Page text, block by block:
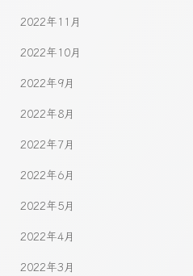
2022年11月
2022年10月
2022年9月
2022年8月
2022年7月
2022年6月
2022年5月
2022年4月
2022年3月